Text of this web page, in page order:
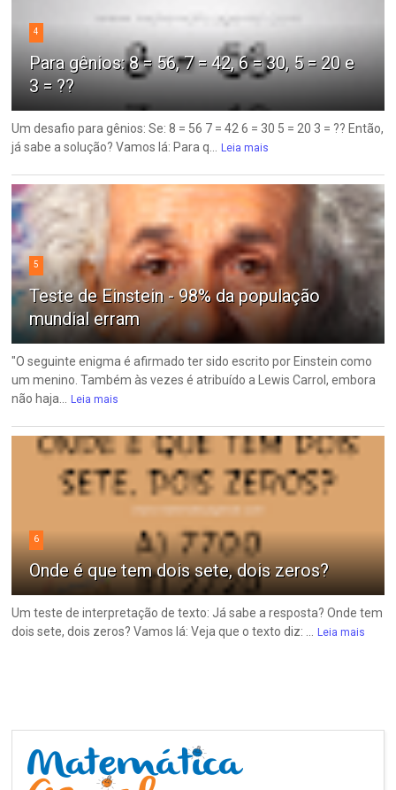
4
Para gênios: 8 = 56, 7 = 42, 6 = 30, 5 = 20 e
3 = ??
Um desafio para gênios: Se: 8 = 56 7 = 42 6 = 30 5 = 20 3 = ?? Então,
já sabe a solução? Vamos lá: Para q...
Leia mais
5
Teste de Einstein - 98% da população
mundial erram
"O seguinte enigma é afirmado ter sido escrito por Einstein como
um menino. Também às vezes é atribuído a Lewis Carrol, embora
não haja...
Leia mais
6
Onde é que tem dois sete, dois zeros?
Um teste de interpretação de texto: Já sabe a resposta? Onde tem
dois sete, dois zeros? Vamos lá: Veja que o texto diz: ...
Leia mais